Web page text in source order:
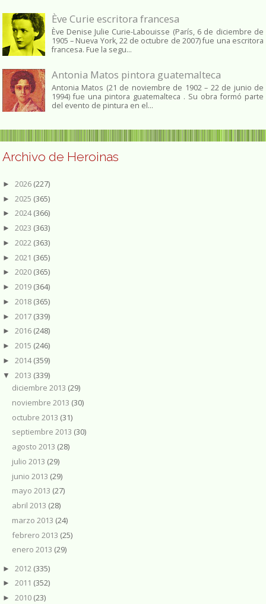
Ève Curie escritora francesa
Ève Denise Julie Curie-Labouisse (París, 6 de diciembre de
1905 – Nueva York, 22 de octubre de 2007) fue una escritora
francesa. Fue la segu...
Antonia Matos pintora guatemalteca
Antonia Matos (21 de noviembre de 1902 – 22 de junio de
1994) fue una pintora guatemalteca . Su obra formó parte
del evento de pintura en el...
Archivo de Heroinas
► 2026 (227)
► 2025 (365)
► 2024(366)
► 2023 (363)
► 2022 (363)
► 2021 (365)
► 2020 (365)
► 2019 (364)
► 2018 (365)
► 2017 (339)
► 2016 (248)
► 2015 (246)
► 2014(359)
▼ 2013 (339)
diciembre 2013 (29)
noviembre 2013 (30)
octubre 2013 (31)
septiembre 2013 (30)
agosto 2013 (28)
julio 2013 (29)
junio 2013 (29)
mayo 2013 (27)
abril 2013 (28)
marzo 2013 (24)
febrero 2013 (25)
enero 2013 (29)
► 2012 (335)
► 2011 (352)
► 2010 (23)